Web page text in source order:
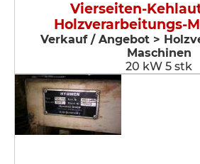
Vierseiten-
Holzverarbeitungs-
Verkauf / Angebot >
Maschinen
20 kW 5 stk